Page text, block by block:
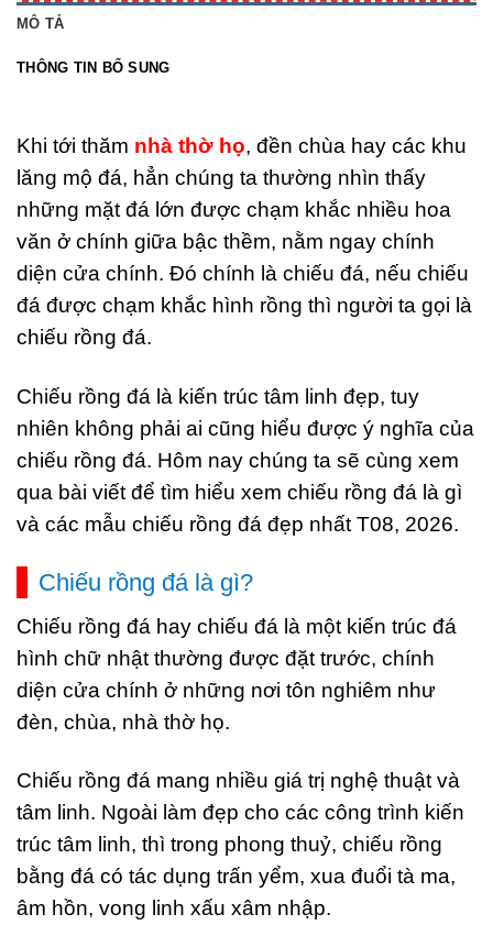
MÔ TẢ
THÔNG TIN BỔ SUNG
Khi tới thăm nhà thờ họ, đền chùa hay các khu
lăng mộ đá, hẳn chúng ta thường nhìn thấy
những mặt đá lớn được chạm khắc nhiều hoa
văn ở chính giữa bậc thềm, nằm ngay chính
diện cửa chính. Đó chính là chiếu đá, nếu chiếu
đá được chạm khắc hình rồng thì người ta gọi là
chiếu rồng đá.
Chiếu rồng đá là kiến trúc tâm linh đẹp, tuy
nhiên không phải ai cũng hiểu được ý nghĩa của
chiếu rồng đá. Hôm nay chúng ta sẽ cùng xem
qua bài viết để tìm hiểu xem chiếu rồng đá là gì
và các mẫu chiếu rồng đá đẹp nhất T08, 2026.
Chiếu rồng đá là gì?
Chiếu rồng đá hay chiếu đá là một kiến trúc đá
hình chữ nhật thường được đặt trước, chính
diện cửa chính ở những nơi tôn nghiêm như
đèn, chùa, nhà thờ họ.
Chiếu rồng đá mang nhiều giá trị nghệ thuật và
tâm linh. Ngoài làm đẹp cho các công trình kiến
trúc tâm linh, thì trong phong thuỷ, chiếu rồng
bằng đá có tác dụng trấn yểm, xua đuổi tà ma,
âm hồn, vong linh xấu xâm nhập.